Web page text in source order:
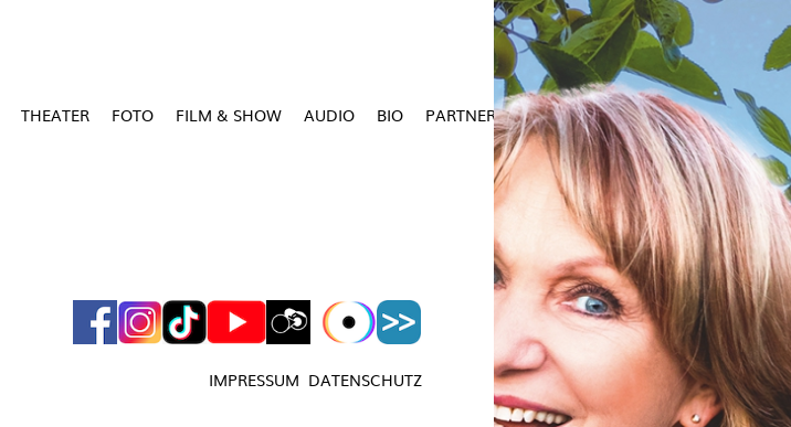
THEATER FOTO FILM & SHOW AUDIO BIO
PARTNER
IMPRESSUM DATENSCHUTZ